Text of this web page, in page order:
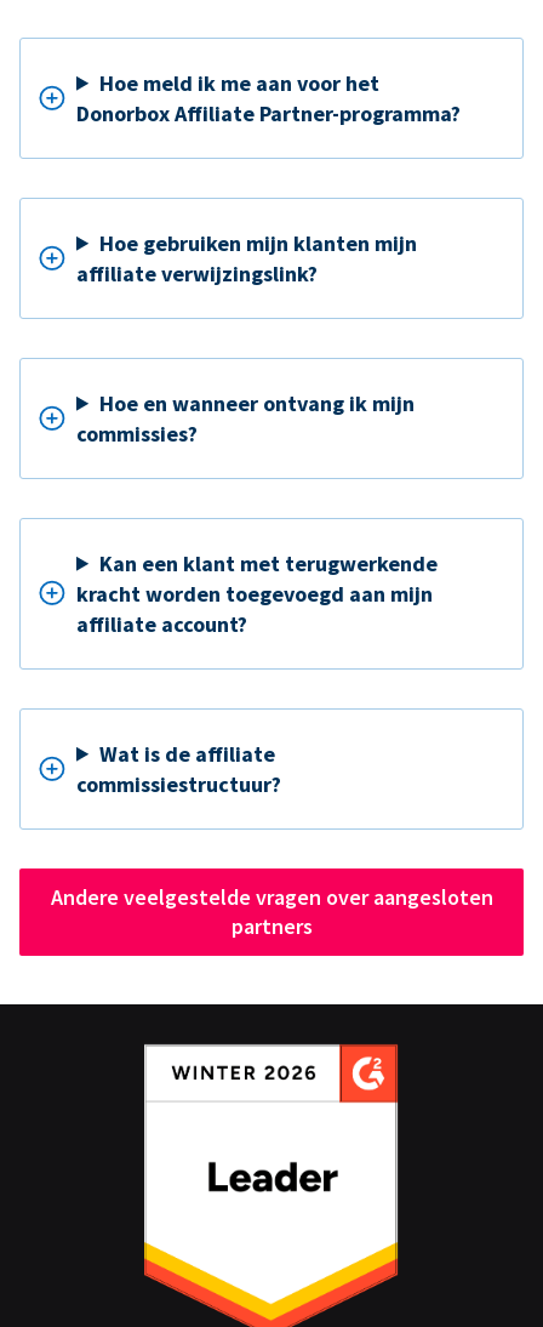
Hoe meld ik me aan voor het
Donorbox Affiliate Partner-programma?
Hoe gebruiken mijn klanten mijn
affiliate verwijzingslink?
Hoe en wanneer ontvang ik mijn
commissies?
Kan een klant met terugwerkende
kracht worden toegevoegd aan mijn
affiliate account?
Wat is de affiliate
commissiestructuur?
Andere veelgestelde vragen over aangesloten
partners